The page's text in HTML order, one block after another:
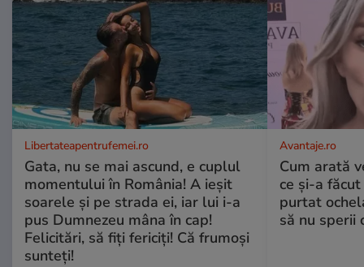
Libertateapentrufemei.ro
Gata, nu se mai ascund, e cuplul
momentului în România! A ieșit
soarele și pe strada ei, iar lui i-a
pus Dumnezeu mâna în cap!
Felicitări, să fiți fericiți! Că frumoși
sunteți!
Avantaje.ro
Cum arată
ce și-a
purtat
să nu sperii